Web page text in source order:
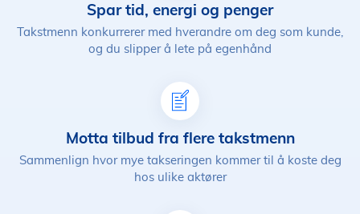
Spar tid, energi og penger
Takstmenn konkurrerer med hverandre om deg som kunde,
og du slipper å lete på egenhånd
Motta tilbud fra flere takstmenn
Sammenlign hvor mye takseringen kommer til å koste deg
hos ulike aktører